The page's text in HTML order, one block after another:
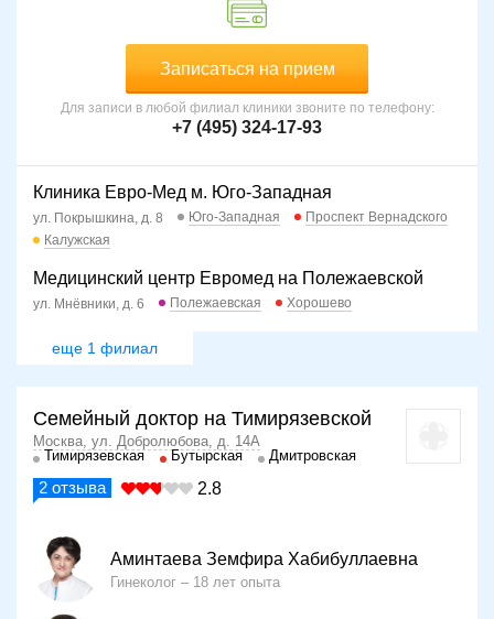
Записаться на прием
Для записи в любой филиал клиники звоните по телефону:
+7 (495) 324-17-93
Клиника Евро-Мед м. Юго-Западная
ул. Покрышкина, д. 8 Юго-Западная
Проспект Вернадского
Калужская
Медицинский центр Евромед на Полежаевской
ул. Мнёвники, д. 6 Полежаевская Хорошево
еще 1 филиал
Семейный доктор на Тимирязевской
Москва, ул. Добролюбова, д. 14А
Тимирязевская
Бутырская Дмитровская
2 отзыва 2.8
Аминтаева Земфира Хабибуллаевна
Гинеколог 18 лет опыта